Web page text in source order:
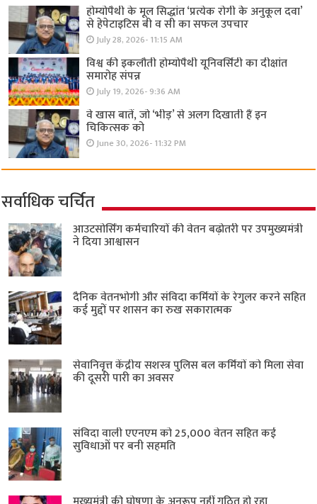
होम्योपैथी के मूल सिद्धांत ‘प्रत्येक रोगी केे अनुकूल दवा’
से हेपेटाइटिस बी व सी का सफल उपचार
July 28, 2026- 11:15 AM
विश्व की इकलौती होम्योपैथी यूनिवर्सिटी का दीक्षांत
समारोह संपन्न
July 19, 2026- 9:36 AM
वे खास बातें, जो ‘भीड़’ से अलग दिखाती हैं इन
चिकित्सक को
June 30, 2026- 11:32 PM
सर्वाधिक चर्चित
आउटसोर्सिंग कर्मचारियों की वेतन बढ़ोतरी पर उपमुख्यमंत्री
ने दिया आश्वासन
दैनिक वेतनभोगी और संविदा कर्मियों के रेगुलर करने सहित
कई मुद्दों पर शासन का रुख सकारात्मक
सेवानिवृत्त केंद्रीय सशस्त्र पुलिस बल ​कर्मियों को मिला सेवा
की दूसरी पारी का अवसर
संविदा वाली एएनएम को 25,000 वेतन सहित कई
सुविधाओं पर बनी सहमति